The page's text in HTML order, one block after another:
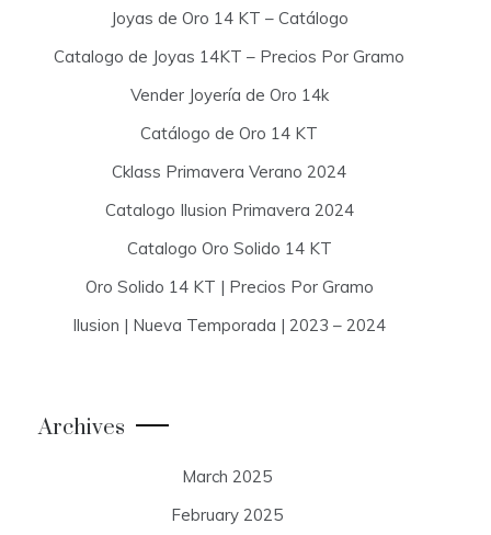
Joyas de Oro 14 KT – Catálogo
Catalogo de Joyas 14KT – Precios Por Gramo
Vender Joyería de Oro 14k
Catálogo de Oro 14 KT
Cklass Primavera Verano 2024
Catalogo Ilusion Primavera 2024
Catalogo Oro Solido 14 KT
Oro Solido 14 KT | Precios Por Gramo
Ilusion | Nueva Temporada | 2023 – 2024
Archives
March 2025
February 2025